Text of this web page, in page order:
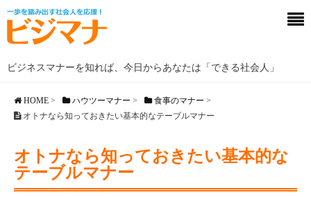
ビジネスマナーを知れば、今日からあなたは「できる社会人」
HOME > ハウツーマナー > 食事のマナー >
オトナなら知っておきたい基本的なテーブルマナー
オトナなら知っておきたい基本的な
テーブルマナー